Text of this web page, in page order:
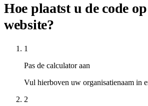
Hoe plaatst u de code
website?
1
Pas de calculator aan
Vul hierboven uw organisatienaam in
2